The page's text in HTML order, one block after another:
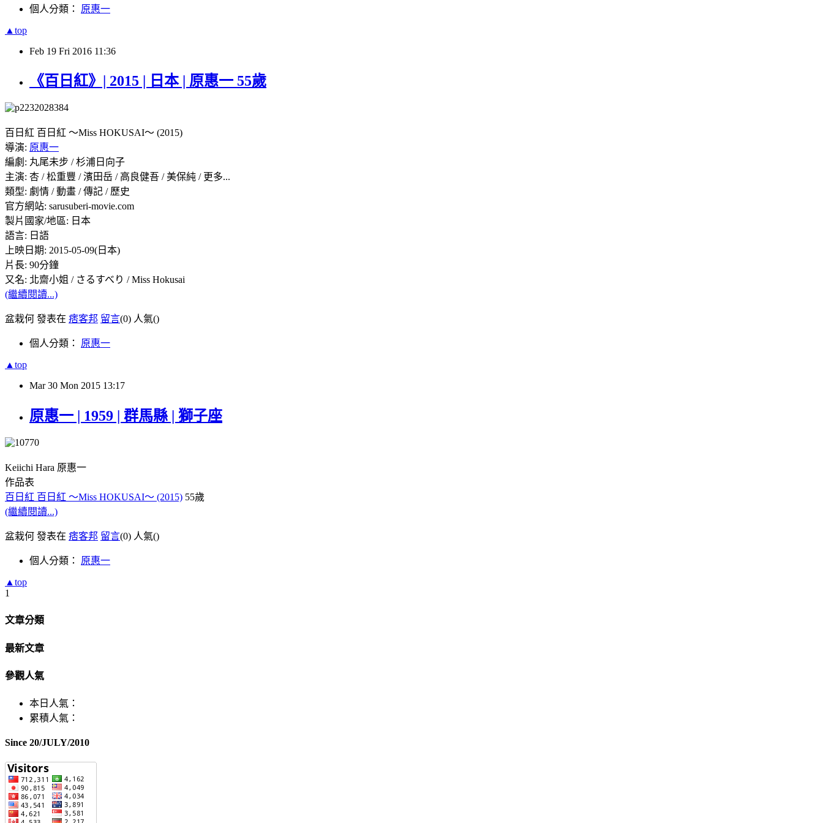
個人分類： 原惠一
▲top
Feb 19 Fri 2016 11:36
《百日紅》| 2015 | 日本 | 原惠一 55歲
百日紅 百日紅 ～Miss HOKUSAI～​​ (2015)
導演: 原惠一
編劇: 丸尾未步 / 杉浦日向子
主演: 杏 / 松重豐 / 濱田岳 / 高良健吾 / 美保純 / 更多...
類型: 劇情 / 動畫 / 傳記 / 歷史
官方網站: sarusuberi-movie.com
製片國家/地區: 日本
語言: 日語
上映日期: 2015-05-09(日本)
片長: 90分鐘
又名: 北齋小姐 / さるすべり / Miss Hokusai
(繼續閱讀...)
盆栽何 發表在 痞客邦 留言(0) 人氣()
個人分類： 原惠一
▲top
Mar 30 Mon 2015 13:17
原惠一 | 1959 | 群馬縣 | 獅子座
Keiichi Hara 原惠一
作品表
百日紅 百日紅 ～Miss HOKUSAI～​​ (2015) 55歲
(繼續閱讀...)
盆栽何 發表在 痞客邦 留言(0) 人氣()
個人分類： 原惠一
▲top
1
文章分類
最新文章
參觀人氣
本日人氣：
累積人氣：
Since 20/JULY/2010